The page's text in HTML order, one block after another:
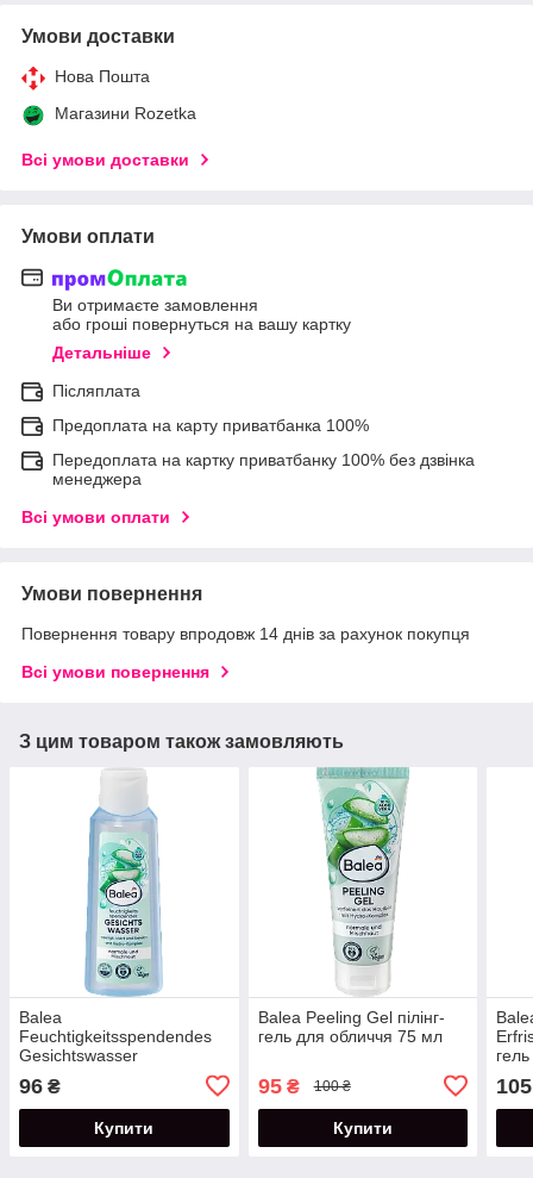
Умови доставки
Нова Пошта
Магазини Rozetka
Всі умови доставки
Умови оплати
Ви отримаєте замовлення
або гроші повернуться на вашу картку
Детальніше
Післяплата
Предоплата на карту приватбанка 100%
Передоплата на картку приватбанку 100% без дзвінка
менеджера
Всі умови оплати
Умови повернення
Повернення товару впродовж 14 днів за рахунок покупця
Всі умови повернення
З цим товаром також замовляють
Balea
Feuchtigkeitsspendendes
Gesichtswasser
обличчя 200 мл
96 ₴
Купити
Balea Peeling Gel пілінг-
гель для обличчя 75 мл
95₴ 100 ₴
Купити
105